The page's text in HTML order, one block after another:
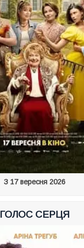
З 17 вересня 2026
ГОЛОС СЕРЦЯ